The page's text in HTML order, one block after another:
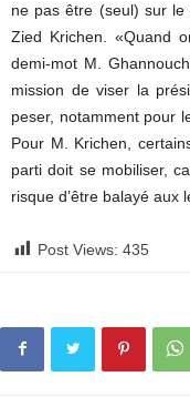
ne pas être (seul) sur le
Zied Krichen. «Quand
demi-mot M.
mission de viser la
peser, notamment pour
Pour M. Krichen,
parti doit se mobiliser,
risque d’être balayé aux
Post Views: 435